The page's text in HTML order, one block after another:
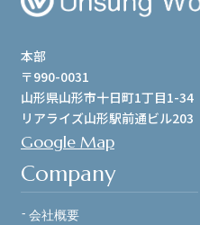
本部
〒990-0031
山形県山形市十日町1丁目1-34
リアライズ山形駅前通ビル203
Google Map
Company
会社概要